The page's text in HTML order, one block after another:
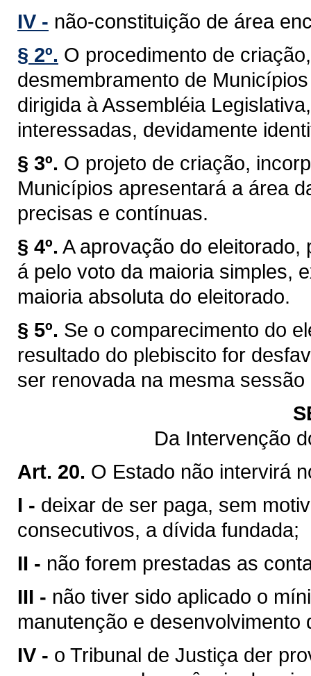
IV - não-constituição de área
§ 2º. O procedimento de
desmembramento de
dirigida à Assembléia
interessadas, devidamente
§ 3º. O projeto de criação,
Municípios apresentará a área
precisas e contínuas.
§ 4º. A aprovação do eleitorado,
á pelo voto da maioria simples,
maioria absoluta do eleitorado.
§ 5º. Se o comparecimento do
resultado do plebiscito for
ser renovada na mesma sessão
Da Intervenção
Art. 20. O Estado não intervirá
I - deixar de ser paga, sem
consecutivos, a dívida fundada;
II - não forem prestadas as
III - não tiver sido aplicado o
manutenção e desenvolvimento
IV - o Tribunal de Justiça der